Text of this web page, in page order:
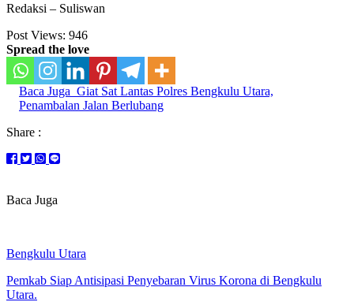
Redaksi – Suliswan
Post Views: 946
Spread the love
Baca Juga Giat Sat Lantas Polres Bengkulu Utara,
Penambalan Jalan Berlubang
Share :
Baca Juga
Bengkulu Utara
Pemkab Siap Antisipasi Penyebaran Virus Korona di Bengkulu
Utara.